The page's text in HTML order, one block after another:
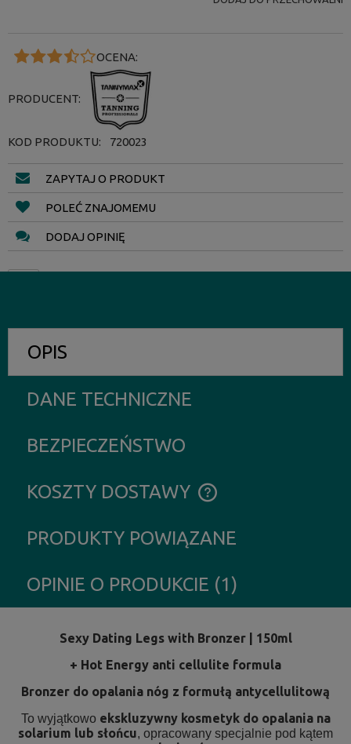
OCENA:
PRODUCENT:
KOD PRODUKTU: 720023
ZAPYTAJ O PRODUKT
POLEĆ ZNAJOMEMU
DODAJ OPINIĘ
OPIS
DANE TECHNICZNE
BEZPIECZEŃSTWO
KOSZTY DOSTAWY
CENA NIE ZAWIERA EWENTUALNYCH KOSZTÓW PŁATNOŚCI
PRODUKTY POWIĄZANE
OPINIE O PRODUKCIE (1)
Sexy Dating Legs with Bronzer | 150ml
+ Hot Energy anti cellulite formula
Bronzer do opalania nóg z formułą antycellulitową
To wyjątkowo ekskluzywny kosmetyk do opalania na
solarium lub słońcu, opracowany specjalnie pod kątem